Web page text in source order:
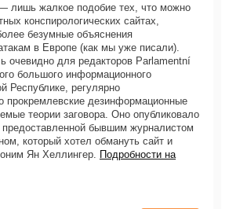
лишь жалкое подобие тех, что можно
конспирологических сайтах,
безумные объяснения
в Европе (как мы уже писали).
очевидно для редакторов Parlamentní
большого информационного
Республике, регулярно
прокремлевские дезинформационные
теории заговора. Оно опубликовало
предоставленной бывшим журналистом
который хотел обмануть сайт и
Ян Хеллингер.
Подробности на